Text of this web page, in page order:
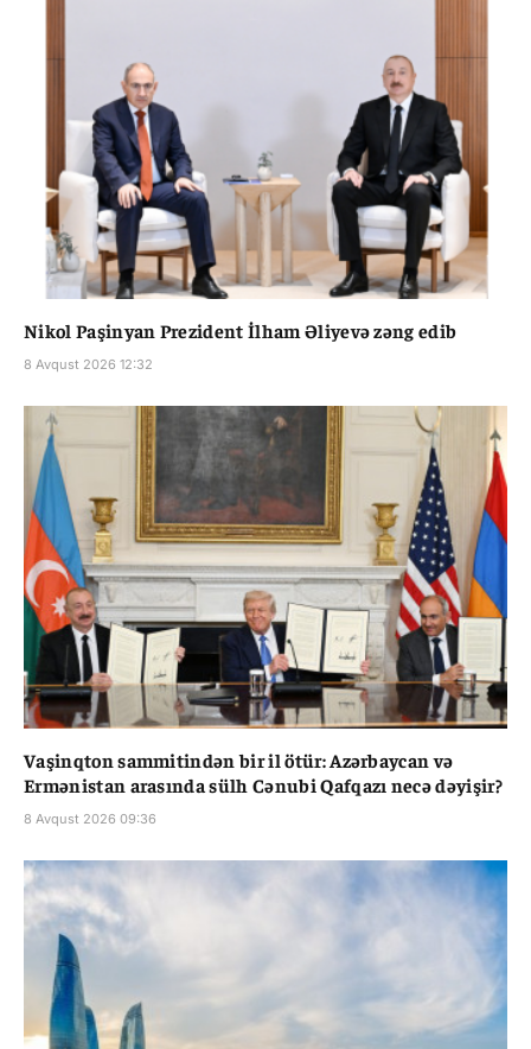
Nikol Paşinyan Prezident İlham Əliyevə zəng edib
8 Avqust 2026 12:32
Vaşinqton sammitindən bir il ötür: Azərbaycan və
Ermənistan arasında sülh Cənubi Qafqazı necə dəyişir?
8 Avqust 2026 09:36